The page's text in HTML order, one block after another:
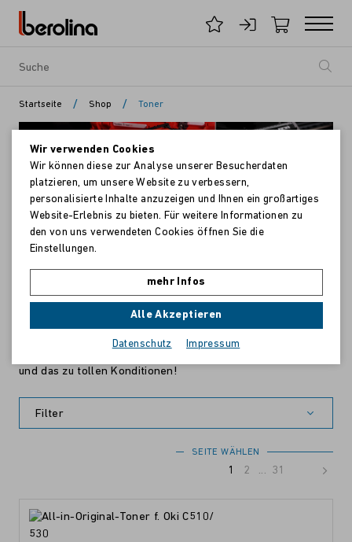
Startseite / Shop / Toner
Toner
nur sicher in der Anwendung, sondern auch gesundheitlich
unbedenklich, und vor allem entlasten sie unsere Umwelt.
Multifunktionsgeräte gibt es bei uns immer das Passende
und das zu tollen Konditionen!
Filter
SEITE WÄHLEN
1 2 ... 31
Wir verwenden Cookies
Wir können diese zur Analyse unserer Besucherdaten
platzieren, um unsere Website zu verbessern,
personalisierte Inhalte anzuzeigen und Ihnen ein großartiges
Website-Erlebnis zu bieten. Für weitere Informationen zu
den von uns verwendeten Cookies öffnen Sie die
Einstellungen.
mehr Infos
Alle Akzeptieren
Datenschutz Impressum